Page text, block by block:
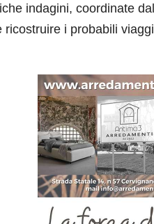
indagini, coordinate
i probabili